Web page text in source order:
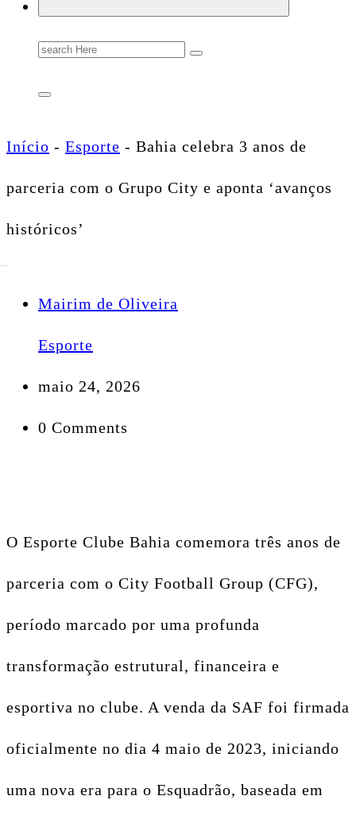
Search
for:
Início - Esporte - Bahia celebra 3 anos de
parceria com o Grupo City e aponta ‘avanços
históricos’
Mairim de Oliveira
Esporte
maio 24, 2026
0 Comments
O Esporte Clube Bahia comemora três anos de
parceria com o City Football Group (CFG),
período marcado por uma profunda
transformação estrutural, financeira e
esportiva no clube. A venda da SAF foi firmada
oficialmente no dia 4 maio de 2023, iniciando
uma nova era para o Esquadrão, baseada em